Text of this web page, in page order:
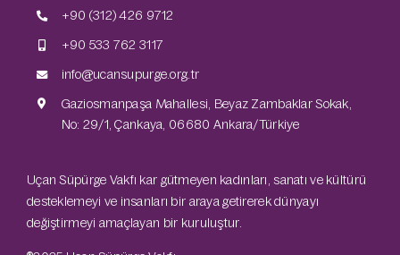
+90 (312) 426 9712
+90 533 762 3117
info@ucansupurge.org.tr
Gaziosmanpaşa Mahallesi, Beyaz Zambaklar Sokak,
No: 29/1, Çankaya, 06680 Ankara/Türkiye
Uçan Süpürge Vakfı kar gütmeyen kadınları, sanatı ve kültürü
desteklemeyi ve insanları bir araya getirerek dünyayı
değiştirmeyi amaçlayan bir kuruluştur.